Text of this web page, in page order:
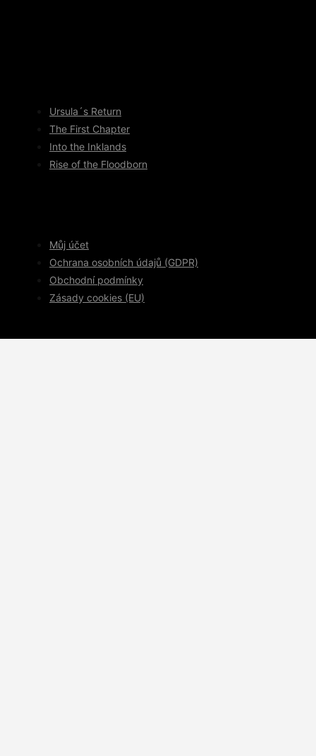
Ursula´s Return
The First Chapter
Into the Inklands
Rise of the Floodborn
Můj účet
Ochrana osobních údajů (GDPR)
Obchodní podmínky
Zásady cookies (EU)